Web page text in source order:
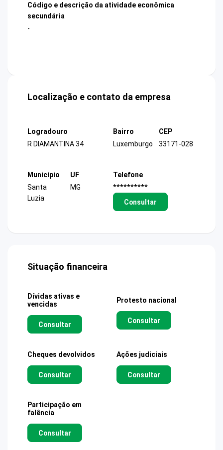
Código e descrição da atividade econômica
secundária
-
Localização e contato da empresa
Logradouro
R DIAMANTINA 34
Bairro
Luxemburgo
CEP
33171-028
Município
Santa
Luzia
UF
MG
Telefone
**********
Consultar
Situação financeira
Dívidas ativas e
vencidas
Consultar
Protesto nacional
Consultar
Cheques devolvidos
Consultar
Ações judiciais
Consultar
Participação em
falência
Consultar